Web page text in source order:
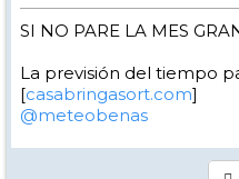
SI NO PARE LA MES
La previsión del tiempo
[casabringasort.com]
@meteobenas